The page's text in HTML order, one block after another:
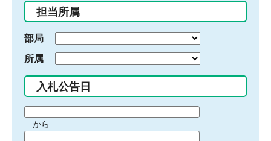
入
力
担当所属
部局
所属
入札公告日
間から